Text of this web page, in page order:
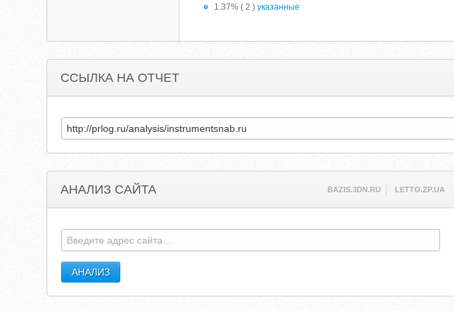
1.37% ( 2 )указанные
ССЫЛКА НА ОТЧЕТ
АНАЛИЗ САЙТА BAZIS.3DN.RU LETTO.ZP.UA